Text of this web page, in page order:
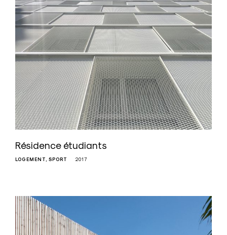
Résidence étudiants
LOGEMENT SPORT 2017